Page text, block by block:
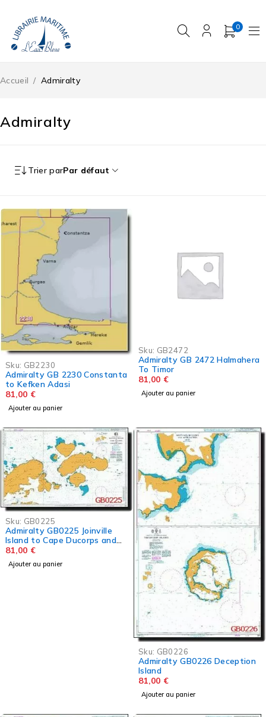
0
Admiralty
Accueil / Admiralty
Trier parPar défaut
Sku: GB2230
Admiralty GB 2230 Constanta
to Kefken Adasi
81,00 €
Ajouter au panier
Sku: GB2472
Admiralty GB 2472 Halmahera
To Timor
81,00 €
Ajouter au panier
Sku: GB0225
Admiralty GB0225 Joinville
Island to Cape Ducorps and
Church Point
81,00 €
Ajouter au panier
Sku: GB0226
Admiralty GB0226 Deception
Island
81,00 €
Ajouter au panier